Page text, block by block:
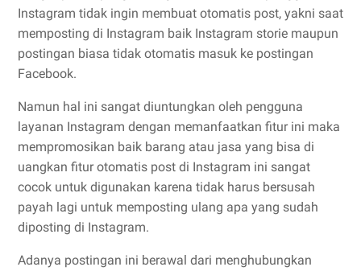
Instagram tidak ingin membuat otomatis post, yakni saat
memposting di Instagram baik Instagram storie maupun
postingan biasa tidak otomatis masuk ke postingan
Facebook.
Namun hal ini sangat diuntungkan oleh pengguna
layanan Instagram dengan memanfaatkan fitur ini maka
mempromosikan baik barang atau jasa yang bisa di
uangkan fitur otomatis post di Instagram ini sangat
cocok untuk digunakan karena tidak harus bersusah
payah lagi untuk memposting ulang apa yang sudah
diposting di Instagram.
Adanya postingan ini berawal dari menghubungkan